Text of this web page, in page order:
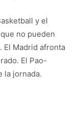
y el
no pueden
El Madrid afronta
El Pao-
la jornada.